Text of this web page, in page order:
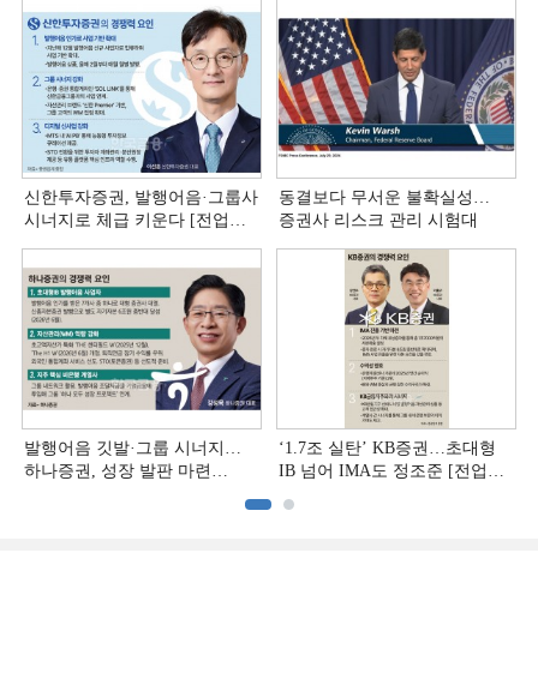
신한투자증권, 발행어음·그룹사
시너지로 체급 키운다 [전업계
동결보다 무서운 불확실성…
증권사 리스크 관리 시험대
발행어음 깃발·그룹 시너지…
하나증권, 성장 발판 마련
‘1.7조 실탄’ KB증권…초대형
IB 넘어 IMA도 정조준 [전업계